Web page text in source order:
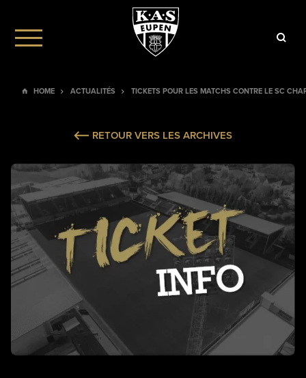
HOME ACTUALITÉS TICKETS POUR LES MATCHS CONTRE LE SC
RETOUR VERS LES ARCHIVES